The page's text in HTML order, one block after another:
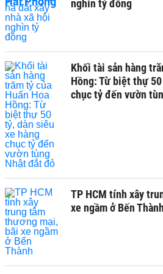
nghìn tỷ đồng
Khối tài sản hàng
Hồng: Từ biệt thự
chục tỷ đến vườn
TP HCM tính xây
xe ngầm ở Bến Thành